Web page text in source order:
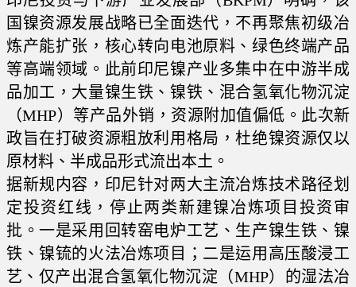
国镍资源发展战略已全面迭代，不再聚焦初级冶
炼产能扩张，核心转向电池原料、绿色终端产品
等高端领域。此前印尼镍产业多集中在中游半成
品加工，大量镍生铁、镍铁、混合氢氧化物沉淀
（MHP）等产品外销，资源附加值偏低。此次新
政旨在打破资源粗放利用格局，杜绝镍资源仅以
原材料、半成品形式流出本土。
据新规内容，印尼针对两大主流冶炼技术路径划
定投资红线，停止两类新建镍冶炼项目投资审
批。一是采用回转窑电炉工艺、生产镍生铁、镍
铁、镍锍的火法冶炼项目；二是运用高压酸浸工
艺、仅产出混合氢氧化物沉淀（MHP）的湿法冶